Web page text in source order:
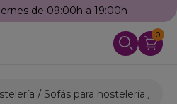
de 09:00h a 19:00h
0
Sofás para hostelería